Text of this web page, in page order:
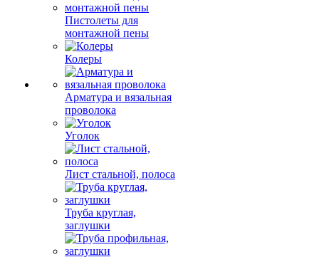
Пистолеты для
монтажной пены
Колеры
Арматура и вязальная
проволока
Уголок
Лист стальной, полоса
Труба круглая,
заглушки